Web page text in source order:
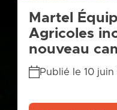
Martel
Agricoles
nouveau
Publié le 10